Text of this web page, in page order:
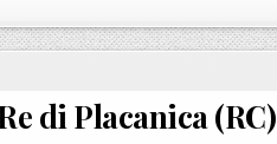
di Placanica (RC)